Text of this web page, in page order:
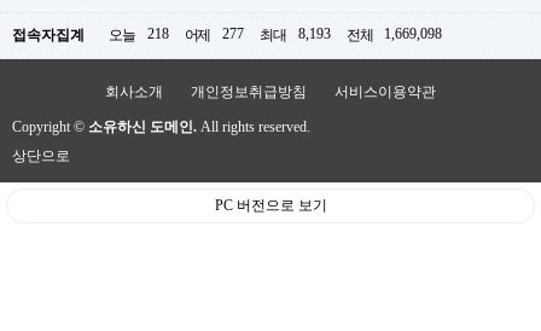
접속자집계 오늘 218 어제 277 최대 8,193 전체 1,669,098
회사소개 개인정보취급방침 서비스이용약관
Copyright © 소유하신 도메인. All rights reserved.
상단으로
PC 버전으로 보기